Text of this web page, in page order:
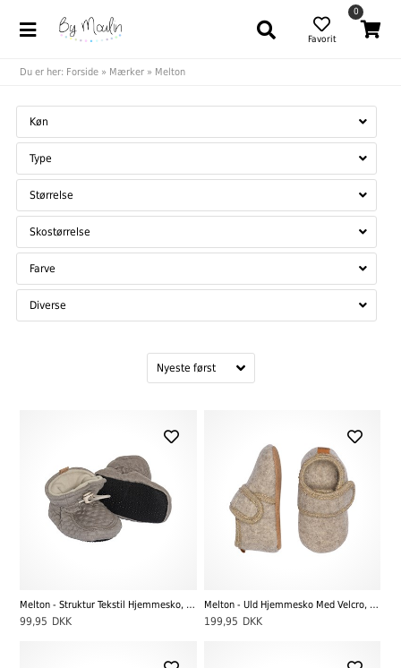
Favorit
0
Du er her: Forside » Mærker » Melton
Køn
Type
Størrelse
Skostørrelse
Farve
Diverse
Melton - Struktur Tekstil Hjemmesko, Beige Melange
99,95 DKK
Melton - Uld Hjemmesko Med Velcro, Beige Melange
199,95 DKK